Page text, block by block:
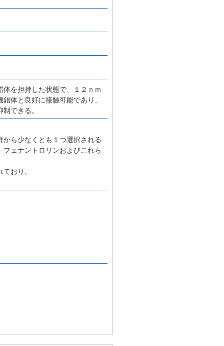
を担持した状態で、１２ｎｍ
体と良好に接触可能であり、
できる。
ら少なくとも１つ選択される
ェナントロリンおよびこれら
おり、